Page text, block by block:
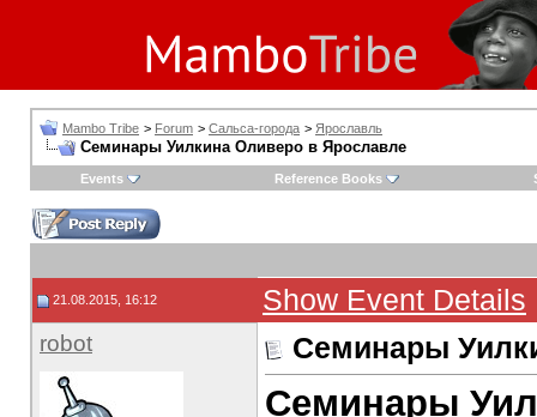
Mambo Tribe > Forum > Сальса-города > Ярославль
Семинары Уилкина Оливеро в Ярославле
Events Reference Books
21.08.2015, 16:12 Show Event Details
robot Семинары
Семинары